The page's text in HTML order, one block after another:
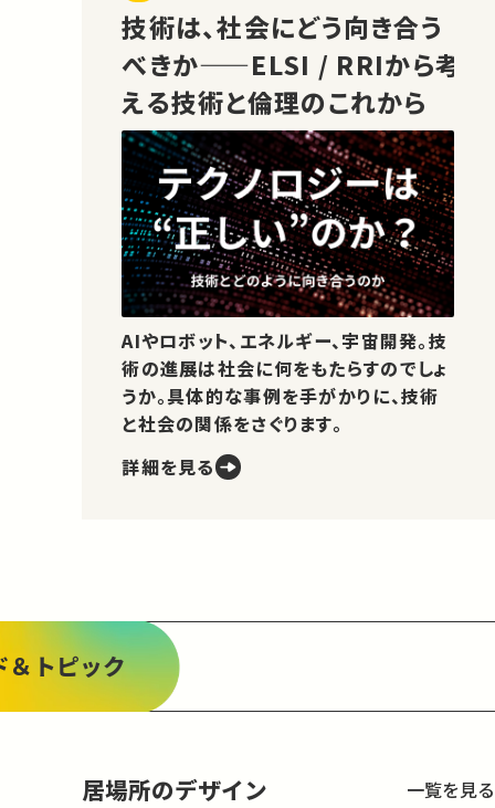
技術は、社会にどう向き合う
べきか——ELSI / RRIから考
える技術と倫理のこれから
AIやロボット、エネルギー、宇宙開発。技
術の進展は社会に何をもたらすのでしょ
うか。具体的な事例を手がかりに、技術
と社会の関係をさぐります。
詳細を見る
＆トピック
居場所のデザイン 一覧を見る